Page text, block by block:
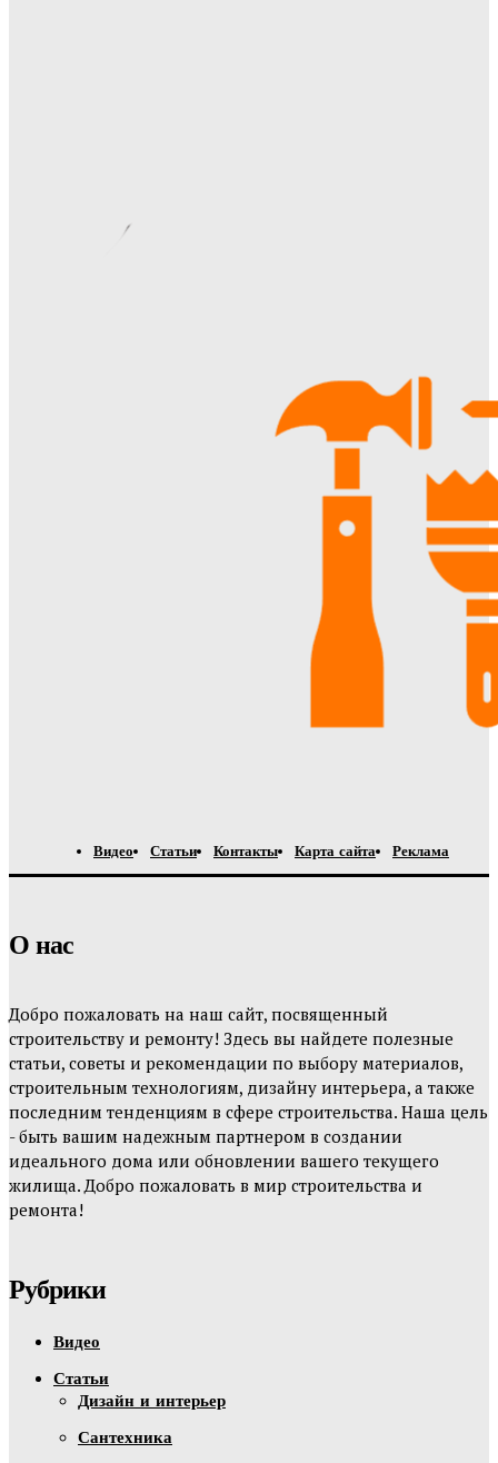
Видео Статьи Контакты Карта сайта Реклама
О нас
Добро пожаловать на наш сайт, посвященный
строительству и ремонту! Здесь вы найдете полезные
статьи, советы и рекомендации по выбору материалов,
строительным технологиям, дизайну интерьера, а также
последним тенденциям в сфере строительства. Наша цель
- быть вашим надежным партнером в создании
идеального дома или обновлении вашего текущего
жилища. Добро пожаловать в мир строительства и
ремонта!
Рубрики
Видео
Статьи
Дизайн и интерьер
Сантехника